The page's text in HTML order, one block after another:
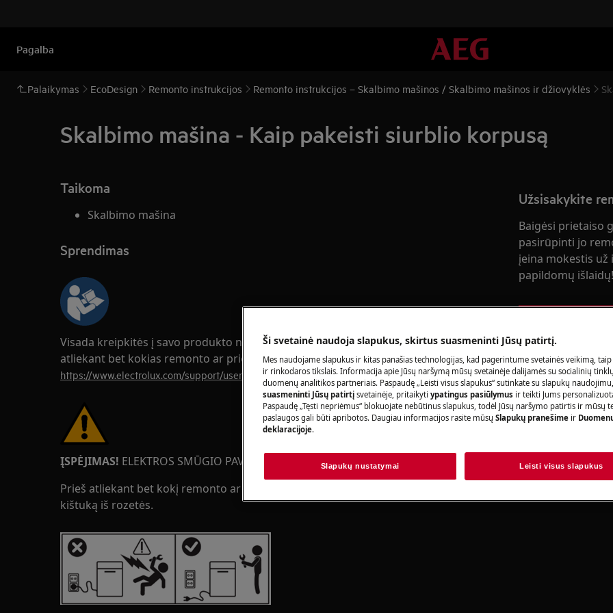
Pagalba
Palaikymas EcoDesign Remonto instrukcijos Remonto instrukcijos – Skalbimo mašinos / Skalbimo mašinos ir džiovyklės
Skalbimo mašina - Kaip pakeisti siurblio korpusą
Taikoma
Skalbimo mašina
Sprendimas
Visada kreipkitės į savo produkto naudojimo vadovo saugos informaciją prieš
atliekant bet kokias remonto ar priežiūros operacijas.
https://www.electrolux.com/support/user-manuals/
ĮSPĖJIMAS! ELEKTROS SMŪGIO PAVOJUS
Prieš atliekant bet kokį remonto ar priežiūros darbą, išjunkite prietaisą ir ištraukite
kištuką iš rozetės.
Užsisakykite
Baigėsi prietaiso
pasirūpinti jo
įeina mokestis už
papildomų išlaidų!
Užsisakykite
Raskite savo
Spręskite
dokumentacijos
Rasti instrukciją
Ši svetainė naudoja slapukus, skirtus suasmeninti Jūsų patirtį.
Mes naudojame slapukus ir kitas panašias technologijas, kad pagerintume svetainės veikimą,
ir rinkodaros tikslais. Informacija apie Jūsų naršymą mūsų svetainėje dalijamės su socialinių
duomenų analitikos partneriais. Paspaudę „Leisti visus slapukus“ sutinkate su slapukų
suasmeninti Jūsų patirtį svetainėje, pritaikyti ypatingus pasiūlymus ir teikti Jums
Paspaudę „Tęsti nepriėmus“ blokuojate nebūtinus slapukus, todėl Jūsų naršymo patirtis ir mūsų
paslaugos gali būti apribotos. Daugiau informacijos rasite mūsų Slapukų pranešime ir
deklaracijoje.
Slapukų nustatymai Leisti visus slapukus